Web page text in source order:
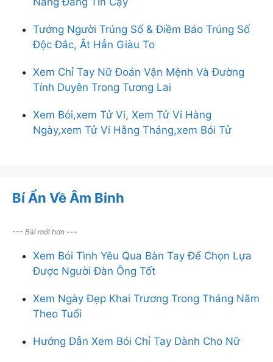
Tướng Người Trúng Số & Điềm Báo Trúng Số
Độc Đắc, Ắt Hẳn Giàu To
Xem Chỉ Tay Nữ Đoán Vận Mệnh Và Đường
Tính Duyên Trong Tương Lai
Xem Bói,xem Tử Vi, Xem Tử Vi Hàng
Ngày,xem Tử Vi Hằng Tháng,xem Bói Tử
Bí Ẩn Về Âm Binh
--- Bài mới hơn ---
Xem Bói Tình Yêu Qua Bàn Tay Để Chọn Lựa
Được Người Đàn Ông Tốt
Xem Ngày Đẹp Khai Trương Trong Tháng Năm
Theo Tuổi
Hướng Dẫn Xem Bói Chỉ Tay Dành Cho Nữ